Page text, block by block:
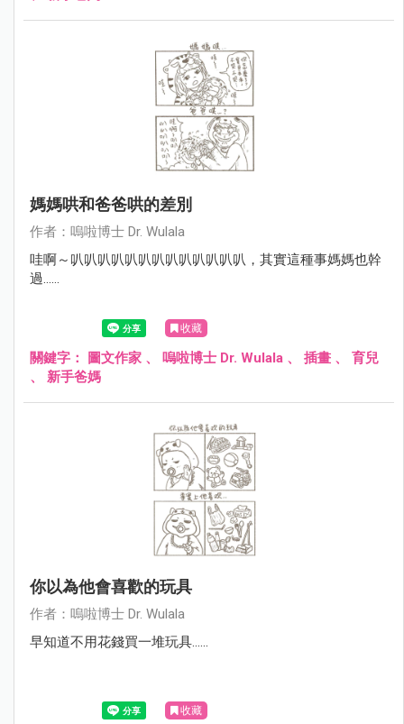
媽媽哄和爸爸哄的差別
作者：嗚啦博士 Dr. Wulala
哇啊～叭叭叭叭叭叭叭叭叭叭叭叭叭，其實這種事媽媽也幹
過……
收藏
關鍵字： 圖文作家 、 嗚啦博士 Dr. Wulala 、 插畫 、 育兒
、 新手爸媽
你以為他會喜歡的玩具
作者：嗚啦博士 Dr. Wulala
早知道不用花錢買一堆玩具......
收藏